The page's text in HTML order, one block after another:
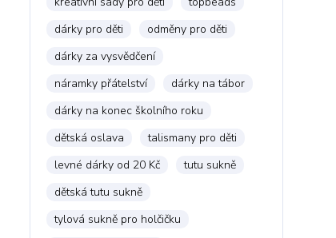
dárky pro děti
odměny pro děti
dárky za vysvědčení
náramky přátelství
dárky na tábor
dárky na konec školního roku
dětská oslava
talismany pro děti
levné dárky od 20 Kč
tutu sukně
dětská tutu sukně
tylová sukně pro holčičku